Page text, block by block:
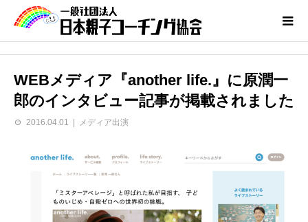
WEBメディア『another life.』に原潤一
郎のインタビュー記事が掲載されました
2016.04.01 メディア出演